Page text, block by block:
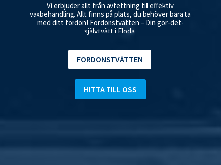
Vi erbjuder allt från avfettning till effektiv
vaxbehandling. Allt finns på plats, du behöver bara ta
med ditt fordon! Fordonstvätten – Din gör-det-
självtvätt i Floda.
FORDONSTVÄTTEN
HITTA TILL OSS